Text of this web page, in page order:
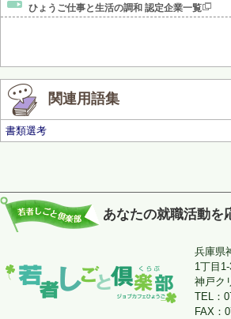
ひょうご仕事と生活の調和 認定企業一覧
関連用語集
書類選考
あなたの就職活動を
兵庫県
1丁目
神戸ク
TEL：
FAX：